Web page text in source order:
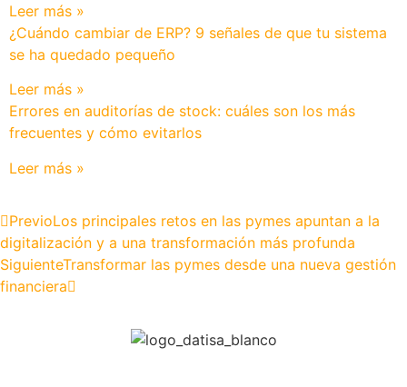
Leer más »
¿Cuándo cambiar de ERP? 9 señales de que tu sistema
se ha quedado pequeño
Leer más »
Errores en auditorías de stock: cuáles son los más
frecuentes y cómo evitarlos
Leer más »
PrevioLos principales retos en las pymes apuntan a la
digitalización y a una transformación más profunda
SiguienteTransformar las pymes desde una nueva gestión
financiera